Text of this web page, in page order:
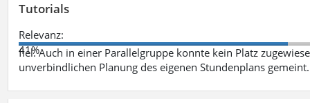
Tutorials
Relevanz:
41%
fiel. Auch in einer Parallelgruppe konnte kein Platz
unverbindlichen Planung des eigenen Stundenplans